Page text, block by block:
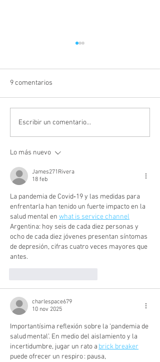
Esteban Bullrich: Cómo la
búsqueda de sentido
vidas
9 comentarios
Escribir un comentario...
Lo más nuevo
James271Rivera
18 feb
La pandemia de Covid‑19 y las medidas para
enfrentarla han tenido un fuerte impacto en la
salud mental en what is service channel
Argentina: hoy seis de cada diez personas y
ocho de cada diez jóvenes presentan síntomas
de depresión, cifras cuatro veces mayores que
antes.
charlespace679
10 nov 2025
Importantísima reflexión sobre la ‘pandemia de
salud mental’. En medio del aislamiento y la
incertidumbre, jugar un rato a brick breaker
puede ofrecer un respiro : pausa,